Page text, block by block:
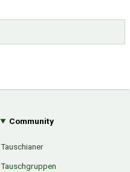
Community
Tauschianer
Tauschgruppen